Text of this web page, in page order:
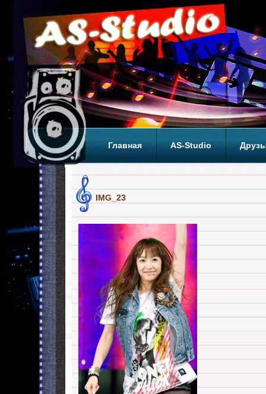
Главная AS-Studio
IMG_23